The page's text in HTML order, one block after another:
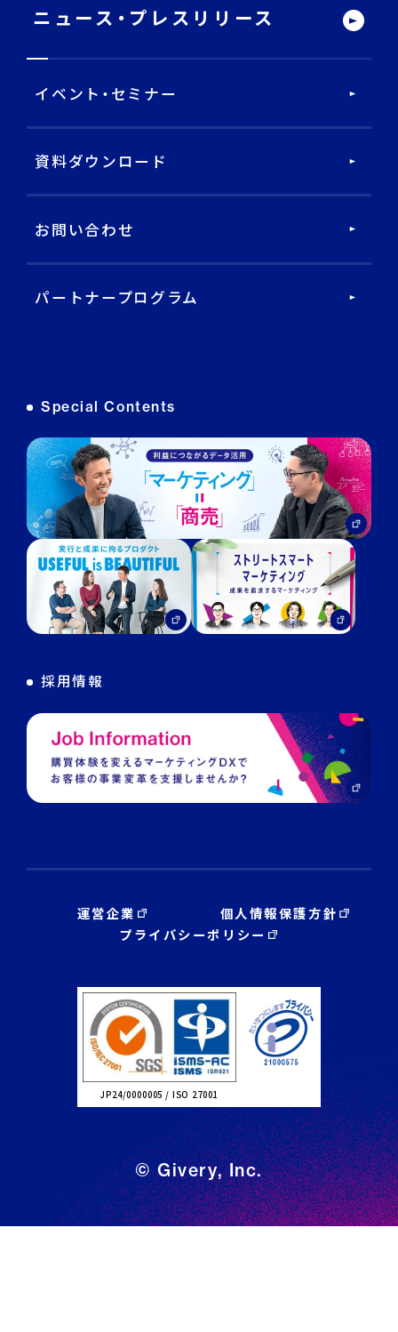
戦略・分析・実行 支援
DECA Marketing Agent
DECA Service Agent
データ基盤・マーケティングツール
DECA オンライン接客
DECA for LINE
DECA for Instagram
マーケGAI
デジタル・DX人材育成 支援
ニュース・ プレスリリース
イベント・セミナー
資料ダウンロード
お問い合わせ
パートナープログラム
Special Contents
採用情報
運営企業
個人情報保護方針
プライバシーポリシー
JP24/0000005 / ISO 27001
© Givery, Inc.